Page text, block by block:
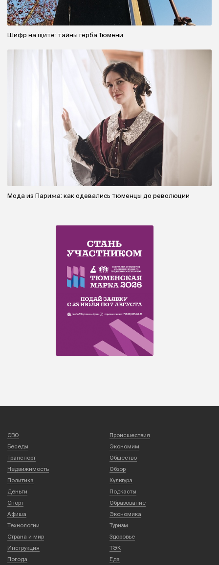
Шифр на щите: тайны герба Тюмени
Мода из Парижа: как одевались тюменцы до революции
СВО
Происшествия
Беседы
Экономим
Транспорт
Общество
Недвижимость
Обзор
Политика
Культура
Деньги
Подкасты
Спорт
Образование
Афиша
Экономика
Технологии
Туризм
Страна и мир
Здоровье
Инструкция
ТЭК
Погода
Еда